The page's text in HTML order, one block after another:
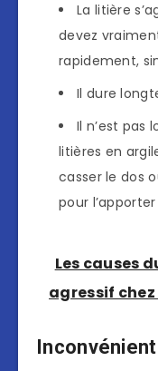
La litière
devez
rapidement,
Il dure
Il n’est pas
litières en
casser le dos
pour
Les causes
agressif